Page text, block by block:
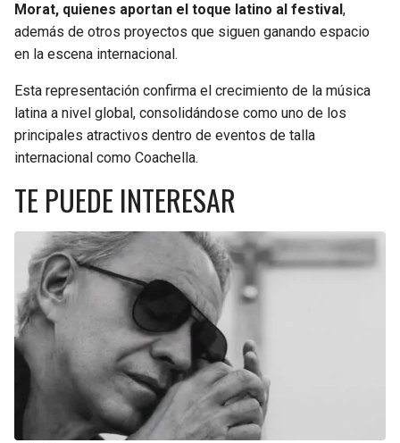
Morat, quienes aportan el toque latino al festival ,
además de otros proyectos que siguen ganando espacio
en la escena internacional.
Esta representación confirma el crecimiento de la música
latina a nivel global, consolidándose como uno de los
principales atractivos dentro de eventos de talla
internacional como Coachella.
TE PUEDE INTERESAR